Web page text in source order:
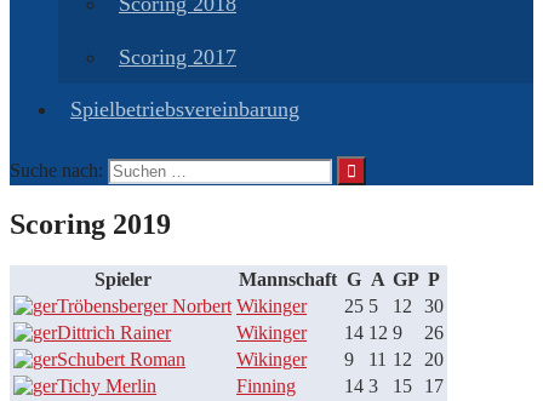
Scoring 2017
Spielbetriebsvereinbarung
Suche nach:
Scoring 2019
Spieler Mannschaft G A GP P
Tröbensberger Norbert Wikinger 25 5 12
30
Dittrich Rainer
Wikinger 14 12 9
26
Schubert Roman
Wikinger 9 11 12
20
Tichy Merlin
Finning 14 3 15
17